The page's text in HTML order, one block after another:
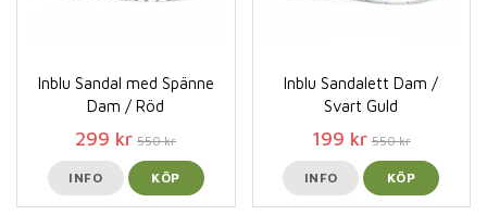
Inblu Sandal med Spänne
Dam / Röd
299 kr 550 kr
INFO KÖP
Inblu Sandalett Dam /
Svart Guld
199 kr 550 kr
INFO KÖP